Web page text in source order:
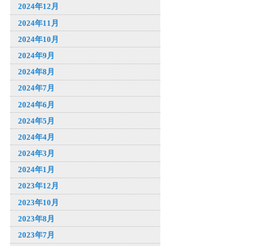
2024年12月
2024年11月
2024年10月
2024年9月
2024年8月
2024年7月
2024年6月
2024年5月
2024年4月
2024年3月
2024年1月
2023年12月
2023年10月
2023年8月
2023年7月